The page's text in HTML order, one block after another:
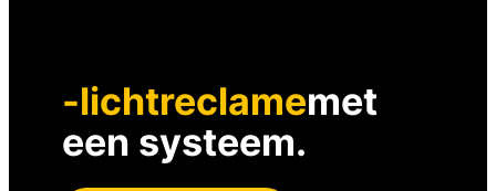
-lichtreclamemet
een systeem.